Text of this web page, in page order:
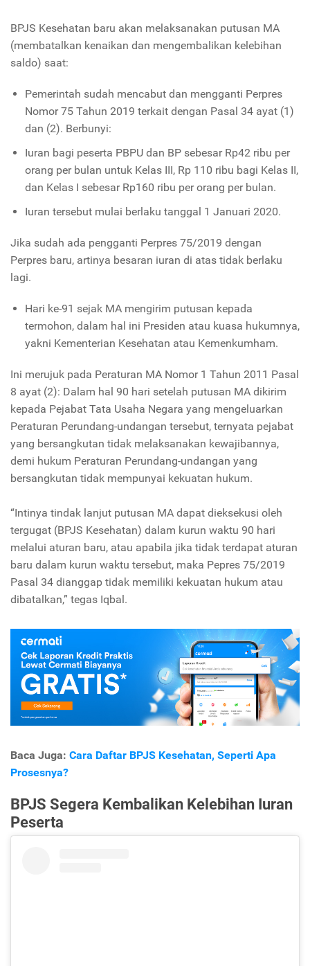
BPJS Kesehatan baru akan melaksanakan putusan MA
(membatalkan kenaikan dan mengembalikan kelebihan
saldo) saat:
Pemerintah sudah mencabut dan mengganti Perpres
Nomor 75 Tahun 2019 terkait dengan Pasal 34 ayat (1)
dan (2). Berbunyi:
Iuran bagi peserta PBPU dan BP sebesar Rp42 ribu per
orang per bulan untuk Kelas III, Rp 110 ribu bagi Kelas II,
dan Kelas I sebesar Rp160 ribu per orang per bulan.
Iuran tersebut mulai berlaku tanggal 1 Januari 2020.
Jika sudah ada pengganti Perpres 75/2019 dengan
Perpres baru, artinya besaran iuran di atas tidak berlaku
lagi.
Hari ke-91 sejak MA mengirim putusan kepada
termohon, dalam hal ini Presiden atau kuasa hukumnya,
yakni Kementerian Kesehatan atau Kemenkumham.
Ini merujuk pada Peraturan MA Nomor 1 Tahun 2011 Pasal
8 ayat (2): Dalam hal 90 hari setelah putusan MA dikirim
kepada Pejabat Tata Usaha Negara yang mengeluarkan
Peraturan Perundang-undangan tersebut, ternyata pejabat
yang bersangkutan tidak melaksanakan kewajibannya,
demi hukum Peraturan Perundang-undangan yang
bersangkutan tidak mempunyai kekuatan hukum.
“Intinya tindak lanjut putusan MA dapat dieksekusi oleh
tergugat (BPJS Kesehatan) dalam kurun waktu 90 hari
melalui aturan baru, atau apabila jika tidak terdapat aturan
baru dalam kurun waktu tersebut, maka Pepres 75/2019
Pasal 34 dianggap tidak memiliki kekuatan hukum atau
dibatalkan,” tegas Iqbal.
Baca Juga: Cara Daftar BPJS Kesehatan, Seperti Apa
Prosesnya?
BPJS Segera Kembalikan Kelebihan Iuran
Peserta